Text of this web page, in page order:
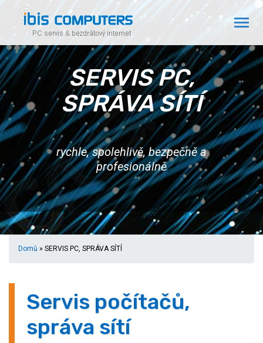
SERVIS PC,
SPRÁVA SÍTÍ
rychle, spolehlivě, bezpečně a
profesionálně
Domů » SERVIS PC, SPRÁVA SÍTÍ
Servis počítačů,
správa sítí